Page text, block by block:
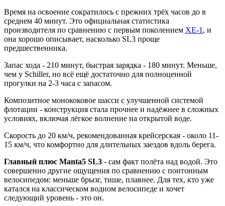
Время на освоение сократилось с прежних трёх часов до в
среднем 40 минут. Это официальная статистика
производителя по сравнению с первым поколением XE-1 , и
она хорошо описывает, насколько SL3 проще
предшественника.
Запас хода - 210 минут, быстрая зарядка - 180 минут. Меньше,
чем у Schiller, но всё ещё достаточно для полноценной
прогулки на 2-3 часа с запасом.
Композитное монококовое шасси с улучшенной системой
флотации - конструкция стала прочнее и надёжнее в сложных
условиях, включая лёгкое волнение на открытой воде.
Скорость до 20 км/ч, рекомендованная крейсерская - около 11-
15 км/ч, что комфортно для длительных заездов вдоль берега.
Главный плюс Manta5 SL3 - сам факт полёта над водой. Это
совершенно другие ощущения по сравнению с понтонным
велосипедом: меньше брызг, тише, плавнее. Для тех, кто уже
катался на классическом водном велосипеде и хочет
следующий уровень - это он.